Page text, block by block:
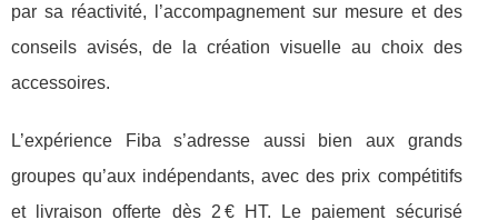
par sa réactivité, l’accompagnement sur mesure et des
conseils avisés, de la création visuelle au choix des
accessoires.
L’expérience Fiba s’adresse aussi bien aux grands
groupes qu’aux indépendants, avec des prix compétitifs
et livraison offerte dès 2 € HT. Le paiement sécurisé